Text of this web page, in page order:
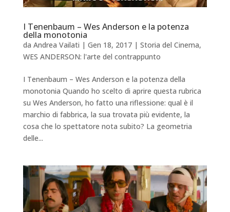
I Tenenbaum – Wes Anderson e la potenza
della monotonia
da Andrea Vailati | Gen 18, 2017| Storia del Cinema,
WES ANDERSON: l'arte del contrappunto
I Tenenbaum – Wes Anderson e la potenza della
monotonia Quando ho scelto di aprire questa rubrica
su Wes Anderson, ho fatto una riflessione: qual è il
marchio di fabbrica, la sua trovata più evidente, la
cosa che lo spettatore nota subito? La geometria
delle...